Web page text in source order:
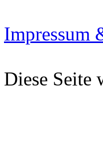
Impressum
Diese Seite